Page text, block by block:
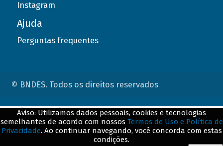
Instagram
Ajuda
Perguntas frequentes
© BNDES. Todos os direitos reservados
Aviso: Utilizamos dados pessoais, cookies e tecnologias
semelhantes de acordo com nossos Termos de Uso e Política de
Privacidade. Ao continuar navegando, você concorda com estas
condições.
ConteÃºdo complementar
${title}${badge}